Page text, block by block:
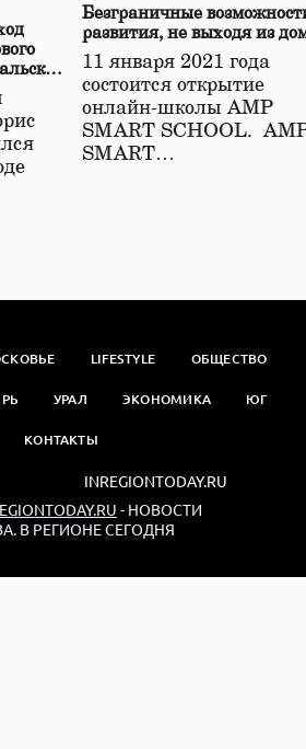
Безграничные
развития, не выходя из
11 января 2021 года
состоится открытие
онлайн-школы АМР
SMART SCHOOL.
SMART…
LIFESTYLE ОБЩЕСТВО
УРАЛ ЭКОНОМИКА ЮГ
КОНТАКТЫ
- НОВОСТИ
В РЕГИОНЕ СЕГОДНЯ